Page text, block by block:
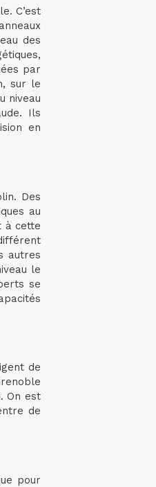
C’est
des
par
sur le
niveau
Ils
en
Des
au
à cette
autres
le
se
de
On est
de
pour